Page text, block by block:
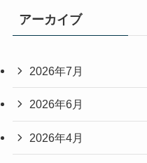
アーカイブ
2026年7月
2026年6月
2026年4月